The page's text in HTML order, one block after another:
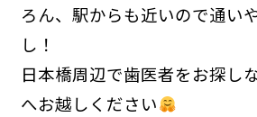
ろん、駅からも近いので通い
し！
日本橋周辺で歯医者をお探し
へお越しください